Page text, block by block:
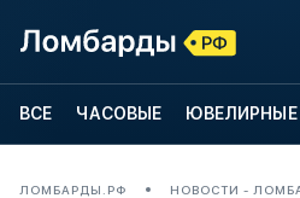
ВСЕ ЧАСОВЫЕ ЮВЕЛИРНЫЕ
ЛОМБАРДЫ.РФ НОВОСТИ -